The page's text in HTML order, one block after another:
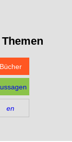
Themen
Bücher
en